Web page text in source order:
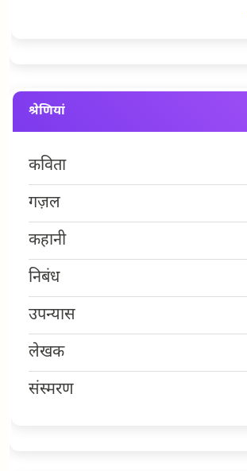
श्रेणियां
कविता
गज़ल
कहानी
निबंध
उपन्यास
लेखक
संस्मरण